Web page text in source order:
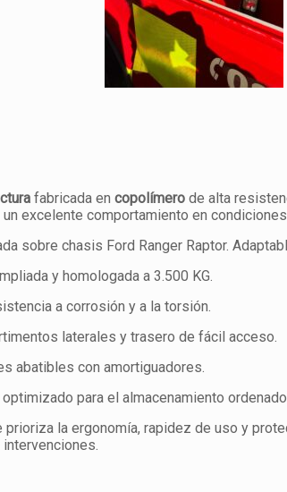
fabricada en copolímero de alta
un excelente comportamiento en
sobre chasis Ford Ranger Raptor.
y homologada a 3.500 KG.
a corrosión y a la torsión.
laterales y trasero de fácil acceso.
abatibles con amortiguadores.
para el almacenamiento
prioriza la ergonomía, rapidez de uso y